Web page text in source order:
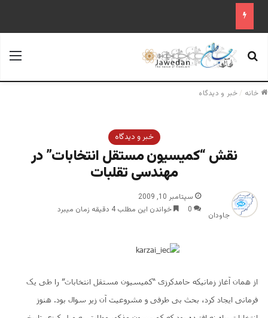
جستجو برای
خانه /خبر و دیدگاه
خبر و دیدگاه
نقش “کمیسیون مستقل انتخابات” در
مهندسی تقلبات
جاودان
سپتامبر 10, 2009
0
خواندن این مطلب 4 دقیقه زمان میبرد
از همان آغاز زمانیکه حامدکرزی “کمیسیون مستقل انتخابات” را طی یک
فرمانی ایجاد کرد، بحث بی طرفی و مشروعیت آن زیر سوال بود. هنوز